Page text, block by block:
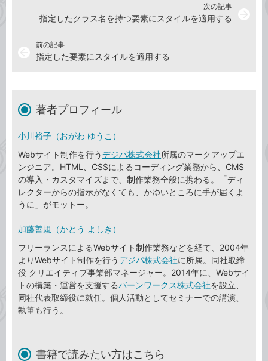
前の記事
指定した要素にスタイルを適用する
次の記事
指定したクラス名を持つ要素にスタイルを適用する
著者プロフィール
小川裕子（おがわ ゆうこ）
Webサイト制作を行うデジパ株式会社所属のマークアップエ
ンジニア。HTML、CSSによるコーディング業務から、CMS
の導入・カスタマイズまで、制作業務全般に携わる。「ディ
レクターからの指示がなくても、かゆいところに手が届くよ
うに」がモットー。
加藤善規（かとう よしき）
フリーランスによるWebサイト制作業務などを経て、2004年
よりWebサイト制作を行うデジパ株式会社に所属。同社取締
役 クリエイティブ事業部マネージャー。2014年に、Webサイ
トの構築・運営を支援するバーンワークス株式会社を設立、
同社代表取締役に就任。個人活動としてセミナーでの講演、
執筆も行う。
書籍で読みたい方はこちら